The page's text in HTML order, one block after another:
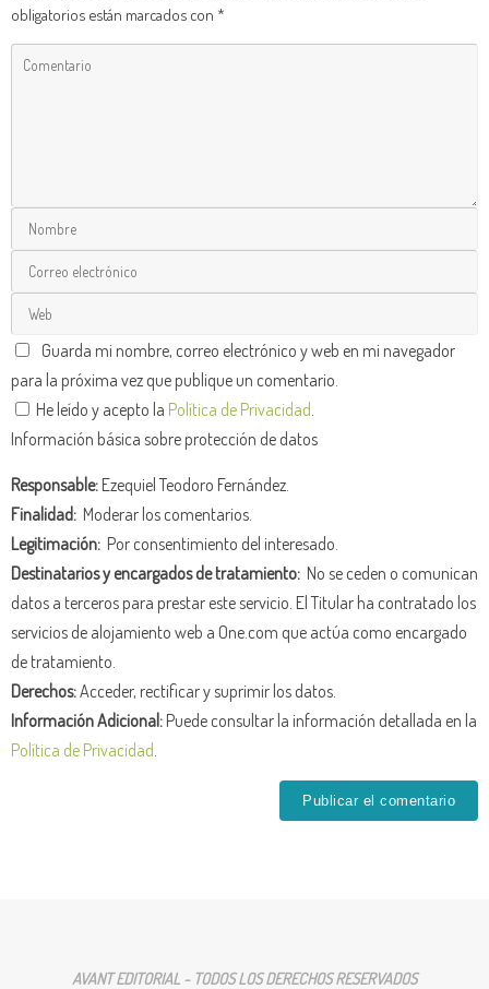
obligatorios están marcados con *
Guarda mi nombre, correo electrónico y web en mi navegador
para la próxima vez que publique un comentario.
He leído y acepto la Política de Privacidad
Información básica sobre protección de datos
Responsable:Ezequiel Teodoro Fernández.
Finalidad: Moderar los comentarios.
Legitimación: Por consentimiento del interesado.
Destinatarios y encargados de tratamiento: No se ceden o comunican
datos a terceros para prestar este servicio. El Titular ha contratado los
servicios de alojamiento web a One.com que actúa como encargado
de tratamiento.
Derechos:Acceder, rectificar y suprimir los datos.
Información Adicional:Puede consultar la información detallada en la
Política de Privacidad
AVANT EDITORIAL - TODOS LOS DERECHOS RESERVADOS